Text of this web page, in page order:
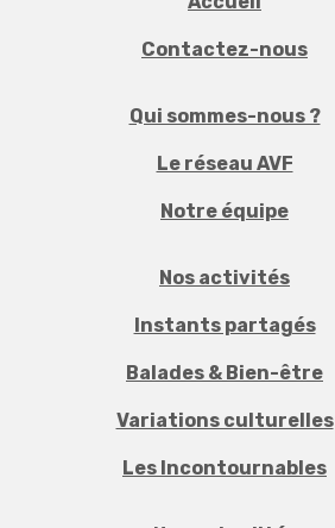
Contactez-nous
Qui sommes-nous ?
Le réseau AVF
Notre équipe
Nos activités
Instants partagés
Balades & Bien-être
Variations culturelles
Les Incontournables